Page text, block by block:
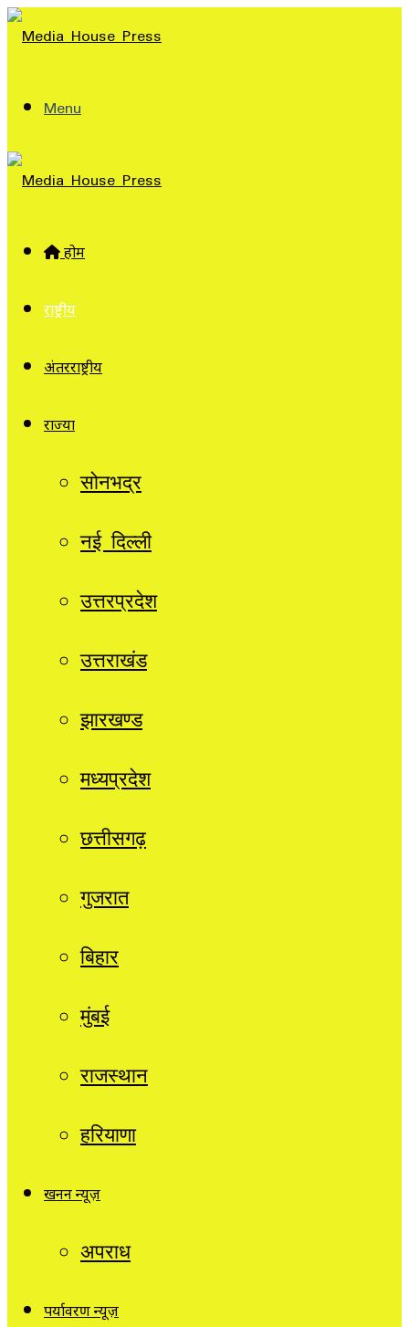
Menu
होम
राष्ट्रीय
अंतरराष्ट्रीय
राज्यों
सोनभद्र
नई दिल्ली
उत्तरप्रदेश
उत्तराखंड
झारखण्ड
मध्यप्रदेश
छत्तीसगढ़
गुजरात
बिहार
मुंबई
राजस्थान
हरियाणा
खनन न्यूज़
अपराध
पर्यावरण न्यूज़